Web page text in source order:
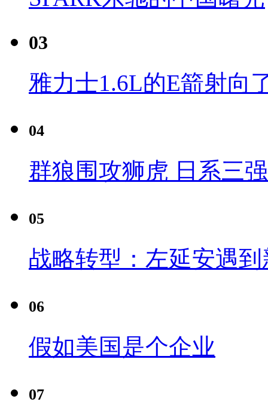
03
雅力士1.6L的E箭射向
04
群狼围攻狮虎 日系三
05
战略转型：左延安遇
06
假如美国是个企业
07